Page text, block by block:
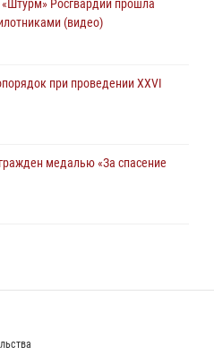
пресечены нарушения
в Омске (видео)
Росгвардии прошла
(видео)
при проведении XXVI
медалью «За спасение
уникального передвижного